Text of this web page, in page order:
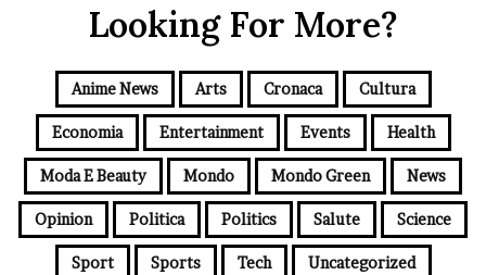
Looking For More?
Anime News Arts Cronaca Cultura
Economia Entertainment Events Health
Moda E Beauty Mondo Mondo Green News
Opinion Politica Politics Salute Science
Sport Sports Tech Uncategorized